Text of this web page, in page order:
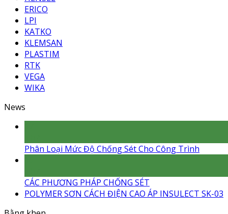
ERICO
LPI
KATKO
KLEMSAN
PLASTIM
RTK
VEGA
WIKA
News
Phân Loại Mức Độ Chống Sét Cho Công Trình
CÁC PHƯƠNG PHÁP CHỐNG SÉT
POLYMER SƠN CÁCH ĐIỆN CAO ÁP INSULECT SK-03